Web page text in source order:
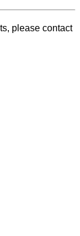
please contact